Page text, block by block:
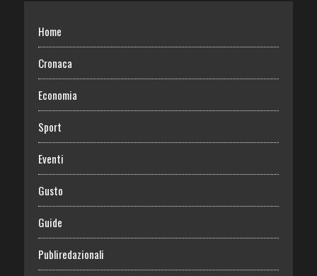
Home
Cronaca
Economia
Sport
Eventi
Gusto
Guide
Publiredazionali